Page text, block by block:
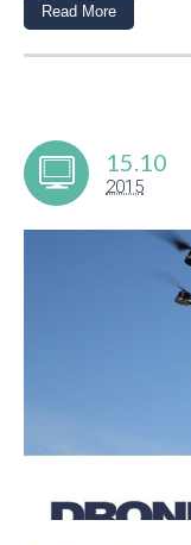
Read More
15.10
2015